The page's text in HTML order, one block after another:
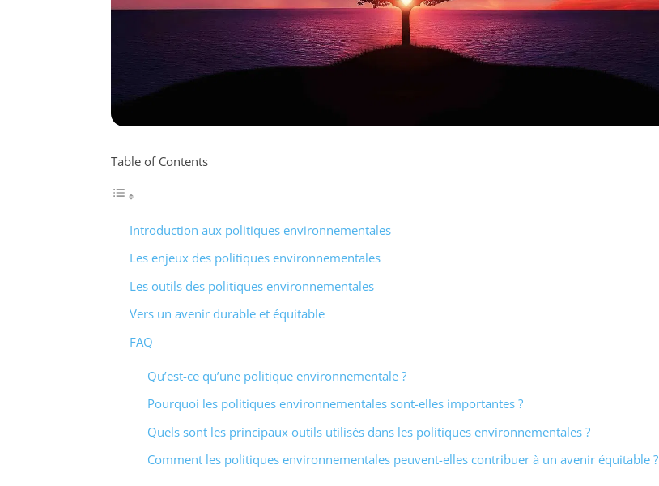
Table of Contents
Introduction aux politiques environnementales
Les enjeux des politiques environnementales
Les outils des politiques environnementales
Vers un avenir durable et équitable
FAQ
Qu’est-ce qu’une politique environnementale ?
Pourquoi les politiques environnementales sont-elles importantes ?
Quels sont les principaux outils utilisés dans les politiques environnementales ?
Comment les politiques environnementales peuvent-elles contribuer à un avenir équitable ?